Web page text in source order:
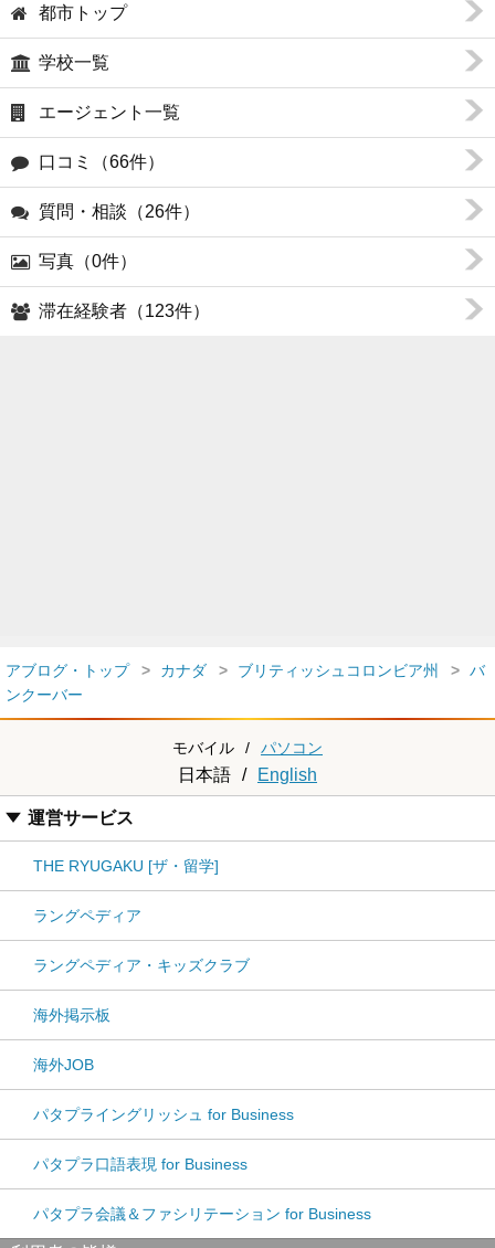
都市トップ
学校一覧
エージェント一覧
口コミ（66件）
質問・相談（26件）
写真（0件）
滞在経験者（123件）
アブログ・トップ カナダ ブリティッシュコロンビア州
バ
ンクーバー
モバイル / パソコン
日本語 / English
運営サービス
THE RYUGAKU [ザ・留学]
ラングペディア
ラングペディア・キッズクラブ
海外掲示板
海外JOB
パタプライングリッシュ for Business
パタプラ口語表現 for Business
パタプラ会議＆ファシリテーション for Business